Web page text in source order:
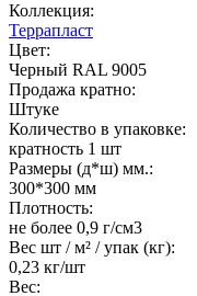
Коллекция:
Террапласт
Цвет:
Черный RAL 9005
Продажа кратно:
Штуке
Количество в упаковке:
кратность 1 шт
Размеры (д*ш) мм.:
300*300 мм
Плотность:
не более 0,9 г/см3
Вес шт / м² / упак (кг):
0,23 кг/шт
Вес: